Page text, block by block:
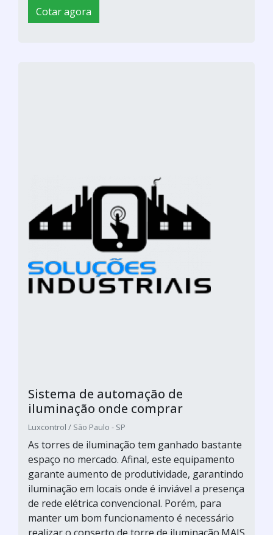
Cotar agora
Sistema de automação de
iluminação onde comprar
Luxcontrol / São Paulo - SP
As torres de iluminação tem ganhado bastante
espaço no mercado. Afinal, este equipamento
garante aumento de produtividade, garantindo
iluminação em locais onde é inviável a presença
de rede elétrica convencional. Porém, para
manter um bom funcionamento é necessário